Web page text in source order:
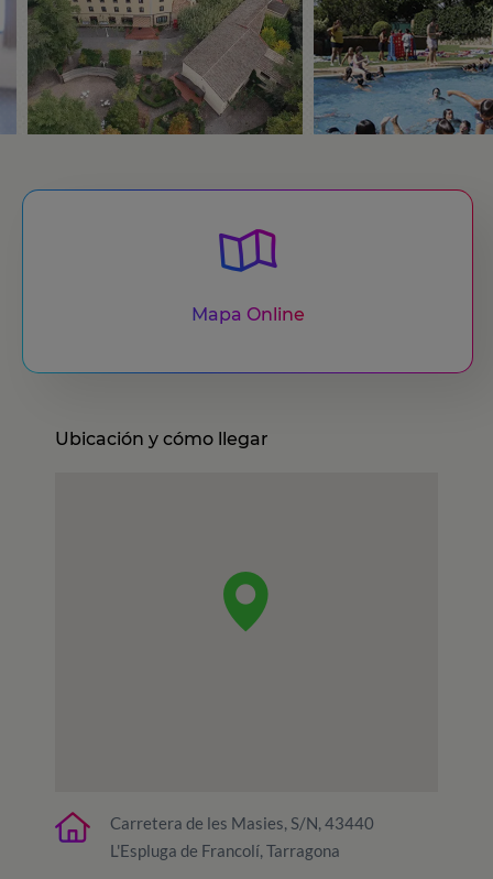
Mapa Online
Ubicación y cómo llegar
Carretera de les Masies, S/N, 43440
L'Espluga de Francolí, Tarragona